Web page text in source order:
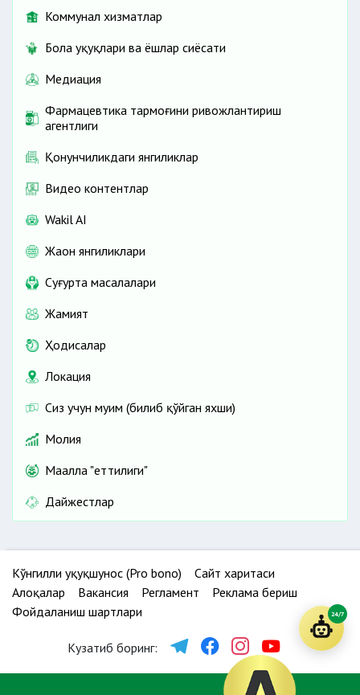
Коммунал хизматлар
Бола ҳуқуқлари ва ёшлар сиёсати
Медиация
Фармацевтика тармоғини ривожлантириш
агентлиги
Қонунчиликдаги янгиликлар
Видео контентлар
Wakil AI
Жаҳон янгиликлари
Cуғурта масалалари
Жамият
Ҳодисалар
Локация
Сиз учун муҳим (билиб қўйган яхши)
Молия
Маҳалла "еттилиги"
Дайжестлар
Кўнгилли ҳуқуқшунос (Pro bono)
Сайт харитаси
Алоқалар
Вакансия Регламент
Реклама бериш
Фойдаланиш шартлари
Кузатиб боринг:
24/7